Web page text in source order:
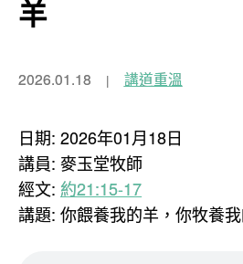
羊
2026.01.18 講道重溫
日期: 2026年01月18日
講員: 麥玉堂牧師
經文: 約21:15-17
講題: 你餵養我的羊，你牧養